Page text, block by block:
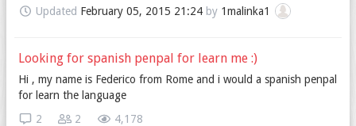
Updated February 05, 2015 21:24by 1malinka1
Looking for spanish penpal for learn me :)
Hi , my name is Federico from Rome and i would a spanish penpal
for learn the language
4,178
2
2